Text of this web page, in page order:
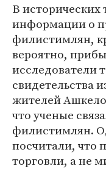
В исторических
информации о
филистимлян,
вероятно,
исследователи
свидетельства
жителей
что ученые
филистимлян.
посчитали, что
торговли, а не